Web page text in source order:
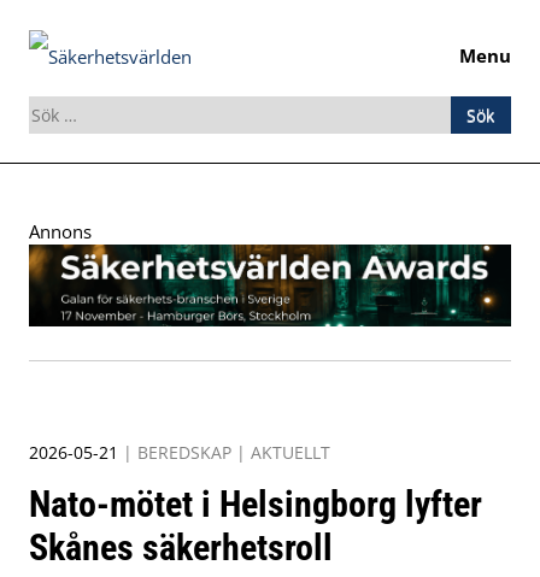
Menu
Sök
efter:
to
content
Annons
2026-05-21 | BEREDSKAP | AKTUELLT
Nato-mötet i Helsingborg lyfter
Skånes säkerhetsroll